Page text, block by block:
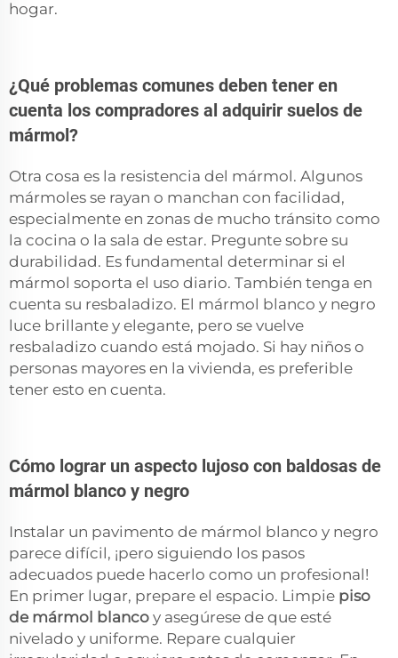
hogar.
¿Qué problemas comunes deben tener en
cuenta los compradores al adquirir suelos de
mármol?
Otra cosa es la resistencia del mármol. Algunos
mármoles se rayan o manchan con facilidad,
especialmente en zonas de mucho tránsito como
la cocina o la sala de estar. Pregunte sobre su
durabilidad. Es fundamental determinar si el
mármol soporta el uso diario. También tenga en
cuenta su resbaladizo. El mármol blanco y negro
luce brillante y elegante, pero se vuelve
resbaladizo cuando está mojado. Si hay niños o
personas mayores en la vivienda, es preferible
tener esto en cuenta.
Cómo lograr un aspecto lujoso con baldosas de
mármol blanco y negro
Instalar un pavimento de mármol blanco y negro
parece difícil, ¡pero siguiendo los pasos
adecuados puede hacerlo como un profesional!
En primer lugar, prepare el espacio. Limpie piso
de mármol blanco y asegúrese de que esté
nivelado y uniforme. Repare cualquier